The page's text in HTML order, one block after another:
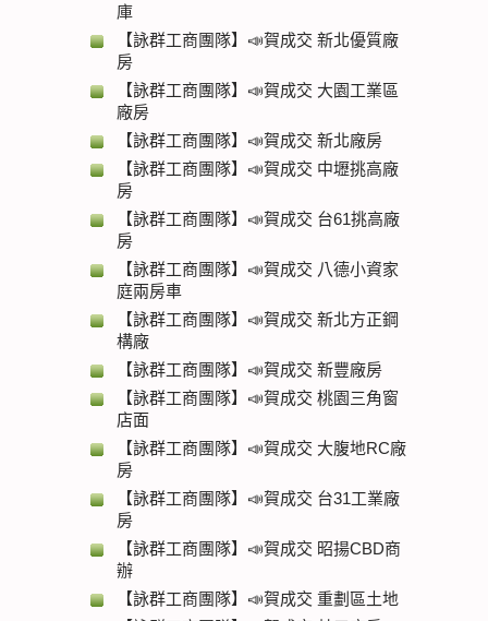
庫
【詠群工商團隊】📣賀成交 新北優質廠
房
【詠群工商團隊】📣賀成交 大園工業區
廠房
【詠群工商團隊】📣賀成交 新北廠房
【詠群工商團隊】📣賀成交 中壢挑高廠
房
【詠群工商團隊】📣賀成交 台61挑高廠
房
【詠群工商團隊】📣賀成交 八德小資家
庭兩房車
【詠群工商團隊】📣賀成交 新北方正鋼
構廠
【詠群工商團隊】📣賀成交 新豐廠房
【詠群工商團隊】📣賀成交 桃園三角窗
店面
【詠群工商團隊】📣賀成交 大腹地RC廠
房
【詠群工商團隊】📣賀成交 台31工業廠
房
【詠群工商團隊】📣賀成交 昭揚CBD商
辦
【詠群工商團隊】📣賀成交 重劃區土地